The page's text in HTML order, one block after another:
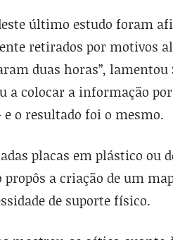
último estudo foram
retirados por motivos
duas horas”,
a colocar a informação
o resultado foi o mesmo.
placas em plástico ou
a criação de um
de suporte físico.